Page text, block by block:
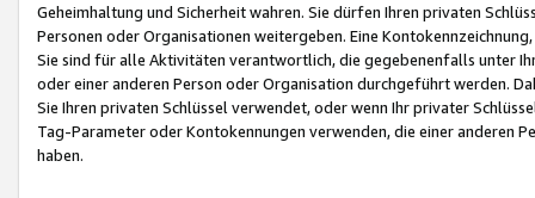
Geheimhaltung und Sicherheit wahren. Sie dürfen Ihren privaten
Personen oder Organisationen weitergeben. Eine
Sie sind für alle Aktivitäten verantwortlich, die gegebenenfalls unter
oder einer anderen Person oder Organisation durchgeführt werden.
Sie Ihren privaten Schlüssel verwendet, oder wenn Ihr privater
Tag-Parameter oder Kontokennungen verwenden, die einer anderen
haben.